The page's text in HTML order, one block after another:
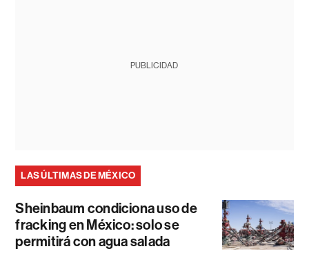
PUBLICIDAD
LAS ÚLTIMAS DE MÉXICO
Sheinbaum condiciona uso de
fracking en México: solo se
permitirá con agua salada